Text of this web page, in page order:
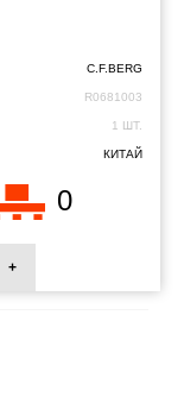
C.F.BERG
R0681003
1 ШТ.
КИТАЙ
0
+